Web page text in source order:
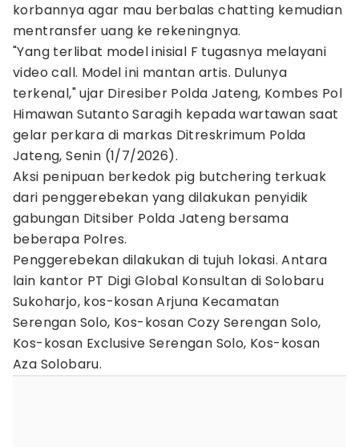
korbannya agar mau berbalas chatting kemudian
mentransfer uang ke rekeningnya.
"Yang terlibat model inisial F tugasnya melayani
video call. Model ini mantan artis. Dulunya
terkenal," ujar Diresiber Polda Jateng, Kombes Pol
Himawan Sutanto Saragih kepada wartawan saat
gelar perkara di markas Ditreskrimum Polda
Jateng, Senin (1/7/2026).
Aksi penipuan berkedok pig butchering terkuak
dari penggerebekan yang dilakukan penyidik
gabungan Ditsiber Polda Jateng bersama
beberapa Polres.
Penggerebekan dilakukan di tujuh lokasi. Antara
lain kantor PT Digi Global Konsultan di Solobaru
Sukoharjo, kos-kosan Arjuna Kecamatan
Serengan Solo, Kos-kosan Cozy Serengan Solo,
Kos-kosan Exclusive Serengan Solo, Kos-kosan
Aza Solobaru.